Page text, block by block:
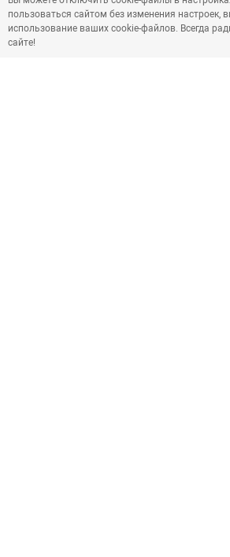
пользоваться сайтом без изменения настроек,
использование ваших cookie-файлов. Всегда
сайте!